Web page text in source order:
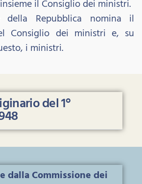
il Consiglio dei ministri.
della Repubblica nomina il
Consiglio dei ministri e, su
i ministri.
del 1°
dalla Commissione dei